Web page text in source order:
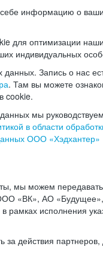
информацию о
для оптимизации
индивидуальных
Запись о нас
. Там вы можете
cookie.
мы
в области
ООО «Хэдхантер»
мы можем
«ВК», АО
рамках исполнения
за действия